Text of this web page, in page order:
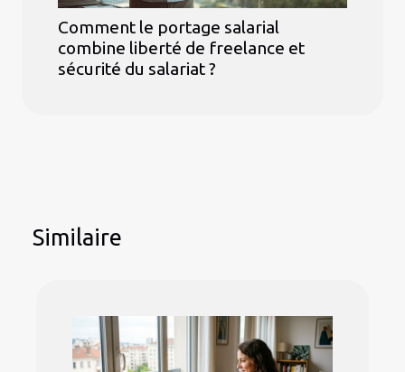
Comment le portage salarial
combine liberté de freelance et
sécurité du salariat ?
Similaire